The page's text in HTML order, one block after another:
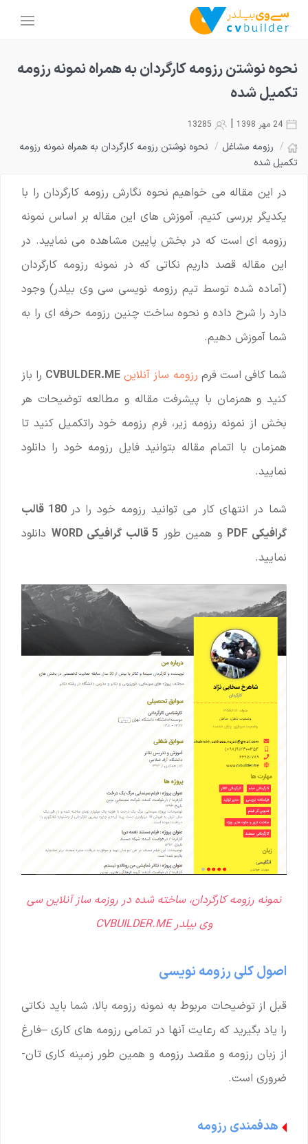
نحوه نوشتن رزومه کارگردان به همراه نمونه رزومه
تکمیل شده
|
/ رزومه مشاغل / نحوه نوشتن رزومه کارگردان به همراه نمونه رزومه
تکمیل شده
در این مقاله می خواهیم نحوه نگارش رزومه کارگردان را با
یکدیگر بررسی کنیم. آموزش های این مقاله بر اساس نمونه
رزومه ای است که در بخش پایین مشاهده می نمایید. در
این مقاله قصد داریم نکاتی که در نمونه رزومه کارگردان
(آماده شده توسط تیم رزومه نویسی سی وی بیلدر) وجود
دارد را شرح داده و نحوه ساخت چنین رزومه حرفه ای را به
شما آموزش دهیم.
شما کافی است فرم رزومه ساز آنلاین CVBULDER.ME را باز
کنید و همزمان با پیشرفت مقاله و مطالعه توضیحات هر
بخش از نمونه رزومه زیر، فرم رزومه خود راتکمیل کنید تا
همزمان با اتمام مقاله بتوانید فایل رزومه خود را دانلود
نمایید.
شما در انتهای کار می توانید رزومه خود را در
180 قالب
گرافیکی PDF
و همین طور 5 قالب گرافیکی WORD
دانلود
نمایید.
نمونه رزومه کارگردان، ساخته شده در روزمه ساز آنلاین سی
وی بیلدر CVBUILDER.ME
اصول کلی رزومه نویسی
قبل از توضیحات مربوط به نمونه رزومه بالا، شما باید نکاتی
را یاد بگیرید که رعایت آنها در تمامی رزومه های کاری –فارغ
از زبان رزومه و مقصد رزومه و همین طور زمینه کاری تان-
ضروری است.
هدفمندی رزومه